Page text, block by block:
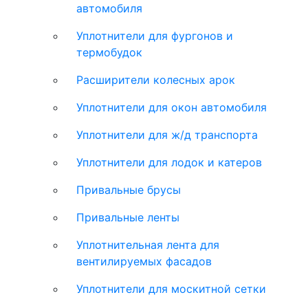
автомобиля
Уплотнители для фургонов и
термобудок
Расширители колесных арок
Уплотнители для окон автомобиля
Уплотнители для ж/д транспорта
Уплотнители для лодок и катеров
Привальные брусы
Привальные ленты
Уплотнительная лента для
вентилируемых фасадов
Уплотнители для москитной сетки